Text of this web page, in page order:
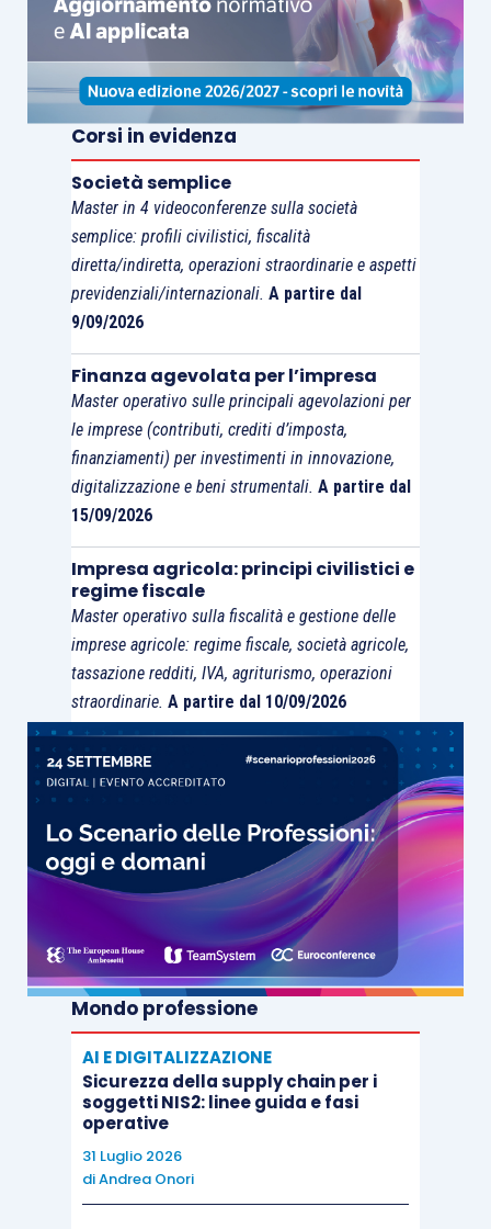
Corsi in evidenza
Società semplice
Master in 4 videoconferenze sulla società
semplice: profili civilistici, fiscalità
diretta/indiretta, operazioni straordinarie e aspetti
previdenziali/internazionali. A partire dal
9/09/2026
Finanza agevolata per l’impresa
Master operativo sulle principali agevolazioni per
le imprese (contributi, crediti d’imposta,
finanziamenti) per investimenti in innovazione,
digitalizzazione e beni strumentali. A partire dal
15/09/2026
Impresa agricola: principi civilistici e
regime fiscale
Master operativo sulla fiscalità e gestione delle
imprese agricole: regime fiscale, società agricole,
tassazione redditi, IVA, agriturismo, operazioni
straordinarie. A partire dal 10/09/2026
Mondo professione
AI E DIGITALIZZAZIONE
Sicurezza della supply chain per i
soggetti NIS2: linee guida e fasi
operative
31 Luglio 2026
diAndrea Onori